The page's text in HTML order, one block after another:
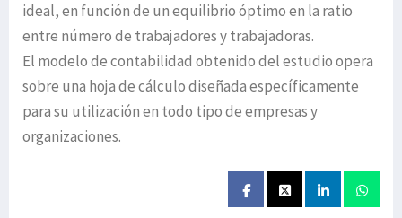
ideal, en función de un equilibrio óptimo en la ratio
entre número de trabajadores y trabajadoras.
El modelo de contabilidad obtenido del estudio opera
sobre una hoja de cálculo diseñada específicamente
para su utilización en todo tipo de empresas y
organizaciones.